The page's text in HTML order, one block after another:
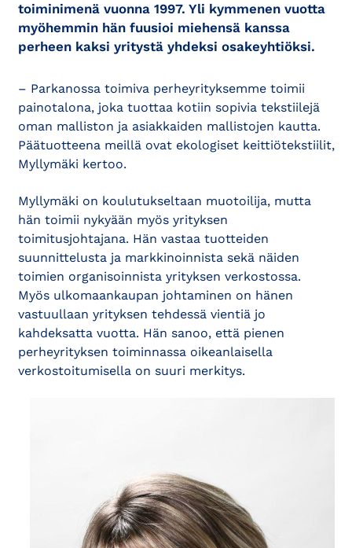
toiminimenä vuonna 1997. Yli kymmenen vuotta
myöhemmin hän fuusioi miehensä kanssa
perheen kaksi yritystä yhdeksi osakeyhtiöksi.
– Parkanossa toimiva perheyrityksemme toimii
painotalona, joka tuottaa kotiin sopivia tekstiilejä
oman malliston ja asiakkaiden mallistojen kautta.
Päätuotteena meillä ovat ekologiset keittiötekstiilit,
Myllymäki kertoo.
Myllymäki on koulutukseltaan muotoilija, mutta
hän toimii nykyään myös yrityksen
toimitusjohtajana. Hän vastaa tuotteiden
suunnittelusta ja markkinoinnista sekä näiden
toimien organisoinnista yrityksen verkostossa.
Myös ulkomaankaupan johtaminen on hänen
vastuullaan yrityksen tehdessä vientiä jo
kahdeksatta vuotta. Hän sanoo, että pienen
perheyrityksen toiminnassa oikeanlaisella
verkostoitumisella on suuri merkitys.